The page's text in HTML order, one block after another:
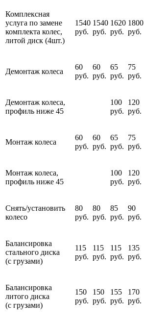
Комплексная
услуга по замене
комплекта колес,
литой диск (4шт.)
1540
руб.
1540
руб.
1620
руб.
1800
руб.
Демонтаж колеса
60
руб.
60
руб.
65
руб.
75
руб.
Демонтаж колеса,
профиль ниже 45
100
руб.
120
руб.
Монтаж колеса
60
руб.
60
руб.
65
руб.
75
руб.
Монтаж колеса,
профиль ниже 45
100
руб.
120
руб.
Снять/установить
колесо
80
руб.
80
руб.
85
руб.
90
руб.
Балансировка
стального диска
(с грузами)
115
руб.
115
руб.
115
руб.
135
руб.
Балансировка
литого диска
(с грузами)
150
руб.
150
руб.
155
руб.
170
руб.